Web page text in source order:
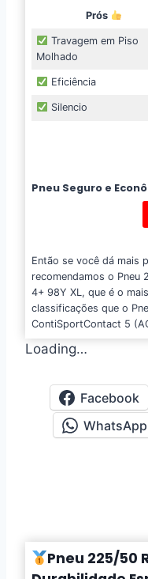
Prós
Travagem em Piso
Molhado
Eficiência
Silencio
Pneu Seguro e
Então se você dá mais
recomendamos o Pneu
4+ 98Y XL, que é o
classificações que o
ContiSportContact 5
Loading…
Facebook
WhatsApp
Pneu 225/50